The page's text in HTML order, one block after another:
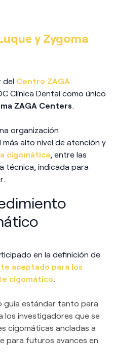
y Zygoma
del Centro ZAGA
Clínica Dental como único
ZAGA Centers.
organización
alto nivel de atención y
cigomática, entre las
técnica, indicada para
en la definición de
aceptado para los
cigomático.
guía estándar tanto para
los investigadores que se
cigomáticas ancladas a
para futuros avances en